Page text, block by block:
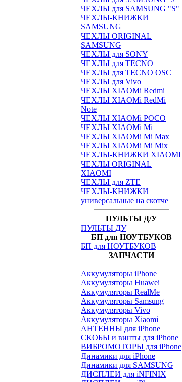
ЧЕХЛЫ для SAMSUNG "S"
ЧЕХЛЫ-КНИЖКИ
SAMSUNG
ЧЕХЛЫ ORIGINAL
SAMSUNG
ЧЕХЛЫ для SONY
ЧЕХЛЫ для TECNO
ЧЕХЛЫ для TECNO OSC
ЧЕХЛЫ для Vivo
ЧЕХЛЫ XIAOMi Redmi
ЧЕХЛЫ XIAOMi RedMi
Note
ЧЕХЛЫ XIAOMi POCO
ЧЕХЛЫ XIAOMi Mi
ЧЕХЛЫ XIAOMi Mi Max
ЧЕХЛЫ XIAOMi Mi Mix
ЧЕХЛЫ-КНИЖКИ XIAOMI
ЧЕХЛЫ ORIGINAL
XIAOMI
ЧЕХЛЫ для ZTE
ЧЕХЛЫ-КНИЖКИ
универсальные на скотче
ПУЛЬТЫ Д/У
ПУЛЬТЫ ДУ
БП для НОУТБУКОВ
БП для НОУТБУКОВ
ЗАПЧАСТИ
Аккумуляторы iPhone
Аккумуляторы Huawei
Аккумуляторы RealMe
Аккумуляторы Samsung
Аккумуляторы Vivo
Аккумуляторы Xiaomi
АНТЕННЫ для iPhone
СКОБЫ и винты для iPhone
ВИБРОМОТОРЫ для iPhone
Динамики для iPhone
Динамики для SAMSUNG
ДИСПЛЕИ для iNFINIX